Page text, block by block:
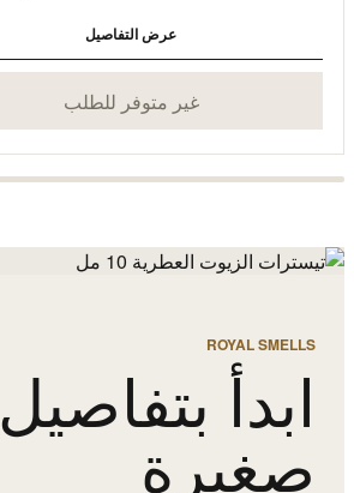
عرض التفاصيل
غير متوفر للطلب
ROYAL SMELLS
ابدأ بتفاصيل
صغيرة